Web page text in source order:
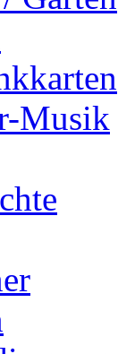
Musik